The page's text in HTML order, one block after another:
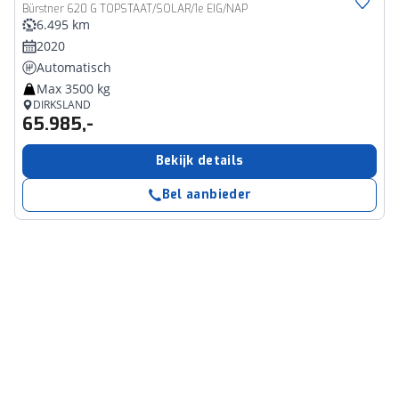
Bürstner 620 G TOPSTAAT/SOLAR/1e EIG/NAP
6.495 km
2020
Automatisch
Max 3500 kg
DIRKSLAND
65.985,-
Bekijk details
Bel aanbieder